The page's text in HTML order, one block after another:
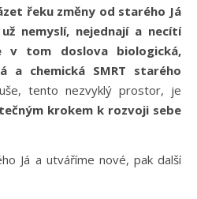
řeku změny od starého Já
nemyslí, nejednají a necítí
v tom doslova biologická,
a chemická SMRT starého
tento nezvyklý prostor, je
krokem k rozvoji sebe
Já a utváříme nové, pak další